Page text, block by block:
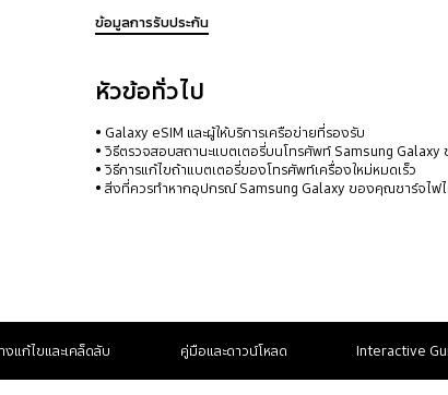
ข้อมูลการรับประกัน
หัวข้อทั่วไป
Galaxy eSIM และผู้ให้บริการเครือข่ายที่รองรับ
วิธีตรวจสอบสถานะแบตเตอรี่บนโทรศัพท์ Samsung
วิธีการแก้ไขถ้าแบตเตอรี่ของโทรศัพท์เครื่องใหม่หมดเร็ว
สิ่งที่ควรทำหากอุปกรณ์ Samsung Galaxy ของคุณชาร์จไฟไ
งแก้ไขและเคล็ดลับ คู่มือและดาวน์โหลด Interactive